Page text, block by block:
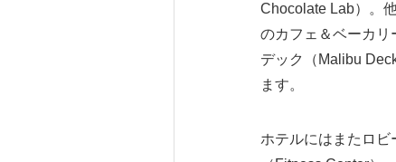
Chocolate Lab）。
のカフェ＆ベーカリ
デック（Malibu
ます。
ホテルにはまたロ